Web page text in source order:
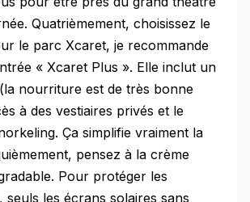
Quatrièmement, choisissez le
le parc Xcaret, je recommande
« Xcaret Plus ». Elle inclut un
nourriture est de très bonne
à des vestiaires privés et le
Ça simplifie vraiment la
pensez à la crème
Pour protéger les
seuls les écrans solaires sans